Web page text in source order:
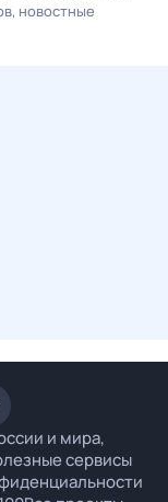
новостные
и мира,
сервисы